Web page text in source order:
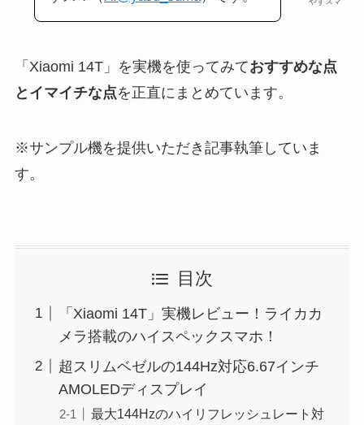
「Xiaomi 14T」を実機を使ってみておすすめな点
とイマイチな点を正直にまとめています。
※サンプル機を提供いただき記事執筆していま
す。
目次
「Xiaomi 14T」実機レビュー！ライカカ
メラ搭載のハイスペックスマホ！
超スリムベゼルの144Hz対応6.67インチ
AMOLEDディスプレイ
最大144Hzのハイリフレッシュレート対